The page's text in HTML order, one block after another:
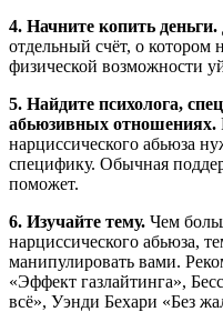
4. Начните копить деньги.
отдельный счёт, о котором
физической возможности
5. Найдите психолога,
абьюзивных отношениях.
нарциссического абьюза
специфику. Обычная
поможет.
6. Изучайте тему. Чем
нарциссического абьюза,
манипулировать вами.
«Эффект газлайтинга»,
всё», Уэнди Бехари «Без